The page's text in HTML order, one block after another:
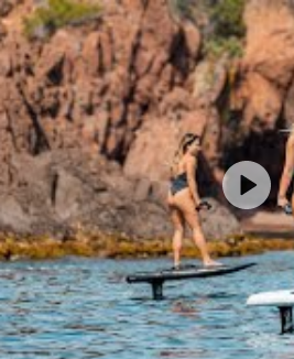
Panneau de gestion des cookies